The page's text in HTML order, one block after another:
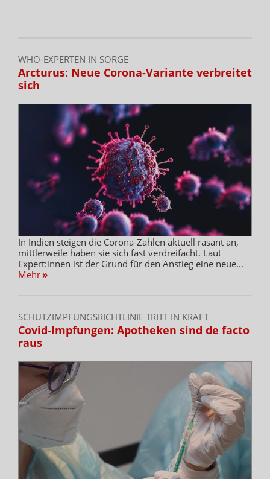
WHO-EXPERTEN IN SORGE
Arcturus: Neue Corona-Variante verbreitet
sich
In Indien steigen die Corona-Zahlen aktuell rasant an,
mittlerweile haben sie sich fast verdreifacht. Laut
Expert:innen ist der Grund für den Anstieg eine neue...
Mehr »
SCHUTZIMPFUNGSRICHTLINIE TRITT IN KRAFT
Covid-Impfungen: Apotheken sind de facto
raus